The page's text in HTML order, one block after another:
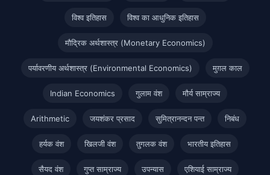
विश्व इतिहास विश्व का आधुनिक इतिहास
मौद्रिक अर्थशास्त्र (Monetary Economics)
पर्यावरणीय अर्थशास्त्र (Environmental Economics) मुग़ल काल
Indian Economics गुलाम वंश मौर्य साम्राज्य
Arithmetic जयशंकर प्रसाद सुमित्रानन्दन पन्त निबंध
हर्यक वंश खिलजी वंश तुगलक वंश भारतीय इतिहास
सैयद वंश गुप्त साम्राज्य उपन्यास एशियाई साम्राज्य